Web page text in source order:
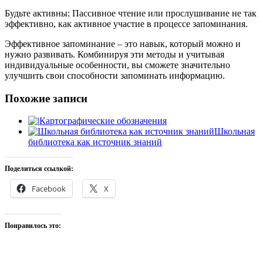
Будьте активны: Пассивное чтение или прослушивание не так
эффективно, как активное участие в процессе запоминания.
Эффективное запоминание – это навык, который можно и
нужно развивать. Комбинируя эти методы и учитывая
индивидуальные особенности, вы сможете значительно
улучшить свои способности запоминать информацию.
Похожие записи
Картографические обозначения
Школьная
библиотека как источник знаний
Поделиться ссылкой:
Facebook X
Понравилось это: